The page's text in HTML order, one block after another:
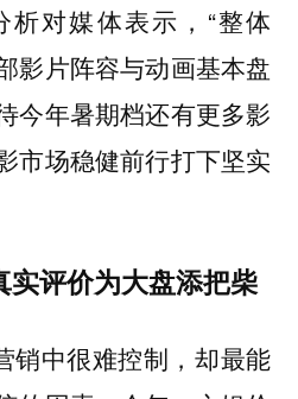
对媒体表示，“整体
影片阵容与动画基本盘
今年暑期档还有更多影
市场稳健前行打下坚实
实评价为大盘添把柴
销中很难控制，却最能